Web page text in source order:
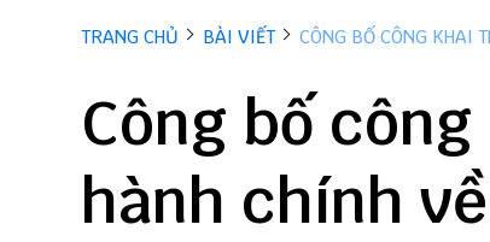
TRANG CHỦ BÀI VIẾT CÔNG BỐ CÔNG KHAI
Công bố
hành chính